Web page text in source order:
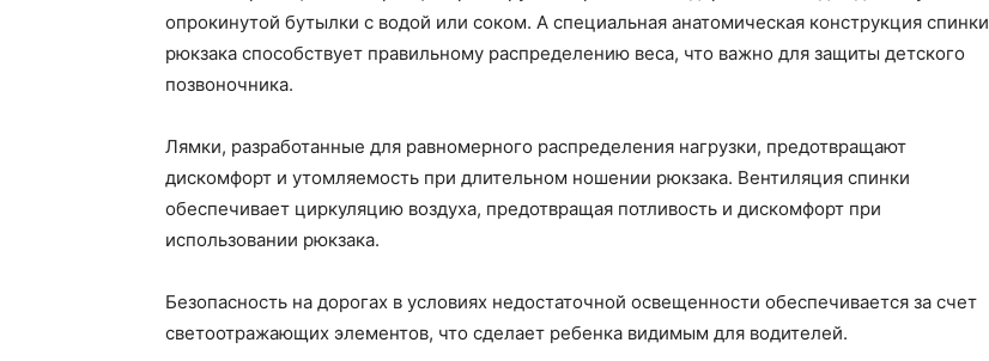
опрокинутой бутылки с водой или соком. А специальная анатомическая конструкция спинки
рюкзака способствует правильному распределению веса, что важно для защиты детского
позвоночника.
Лямки, разработанные для равномерного распределения нагрузки, предотвращают
дискомфорт и утомляемость при длительном ношении рюкзака. Вентиляция спинки
обеспечивает циркуляцию воздуха, предотвращая потливость и дискомфорт при
использовании рюкзака.
Безопасность на дорогах в условиях недостаточной освещенности обеспечивается за счет
светоотражающих элементов, что сделает ребенка видимым для водителей.